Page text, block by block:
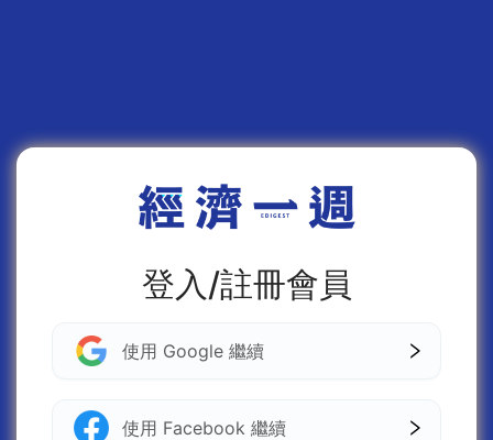
登入/註冊會員
使用 Google 繼續
使用 Facebook 繼續